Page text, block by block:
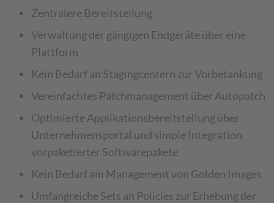
Zentralere Bereitstellung
Verwaltung der gängigen Endgeräte über eine
Plattform
Kein Bedarf an Stagingcentern zur Vorbetankung
Vereinfachtes Patchmanagement über Autopatch
Optimierte Applikationsbereitstellung über
Unternehmensportal und simple Integration
vorpaketierter Softwarepakete
Kein Bedarf am Management von Golden Images
Umfangreiche Sets an Policies zur Erhebung der